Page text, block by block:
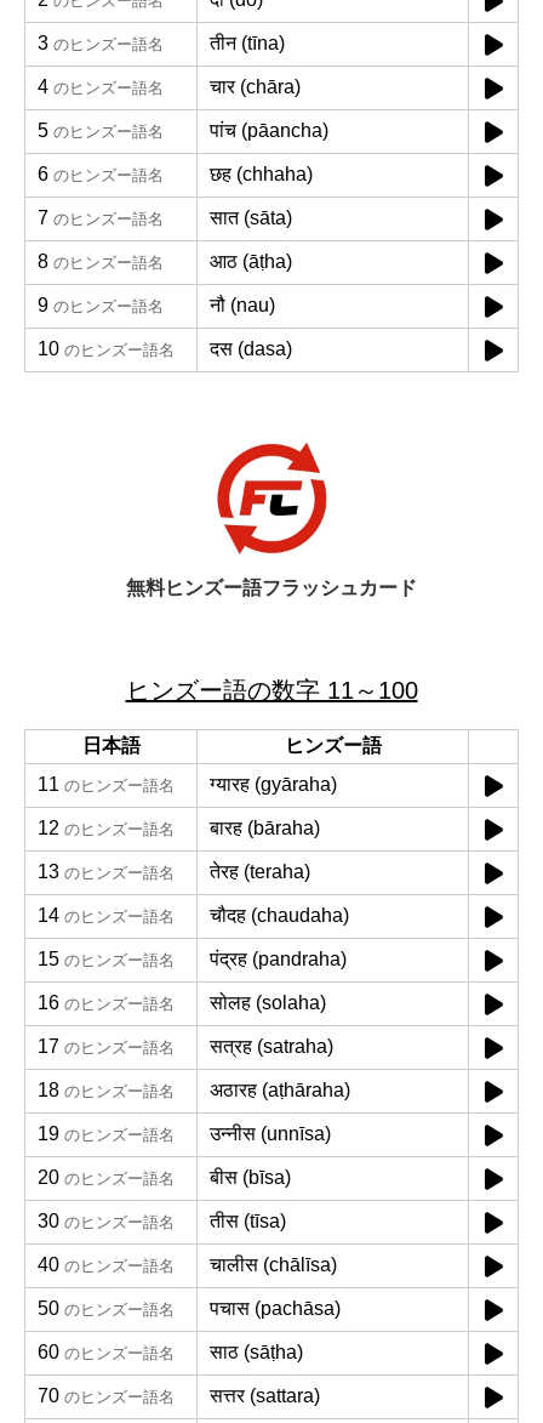
3 のヒンズー語名 तीन (tīna)
4 のヒンズー語名 चार (chāra)
5 のヒンズー語名 पांच (pāancha)
6 のヒンズー語名 छह (chhaha)
7 のヒンズー語名 सात (sāta)
8 のヒンズー語名 आठ (āṭha)
9 のヒンズー語名 नौ (nau)
10 のヒンズー語名 दस (dasa)
無料ヒンズー語フラッシュカード
ヒンズー語の数字 11～100
日本語
ヒンズー語
11 のヒンズー語名 ग्यारह (gyāraha)
12 のヒンズー語名 बारह (bāraha)
13 のヒンズー語名 तेरह (teraha)
14 のヒンズー語名 चौदह (chaudaha)
15 のヒンズー語名 पंद्रह (pandraha)
16 のヒンズー語名 सोलह (solaha)
17 のヒンズー語名 सत्रह (satraha)
18 のヒンズー語名 अठारह (aṭhāraha)
19 のヒンズー語名 उन्नीस (unnīsa)
20 のヒンズー語名 बीस (bīsa)
30 のヒンズー語名 तीस (tīsa)
40 のヒンズー語名 चालीस (chālīsa)
50 のヒンズー語名 पचास (pachāsa)
60 のヒンズー語名 साठ (sāṭha)
70 のヒンズー語名 सत्तर (sattara)